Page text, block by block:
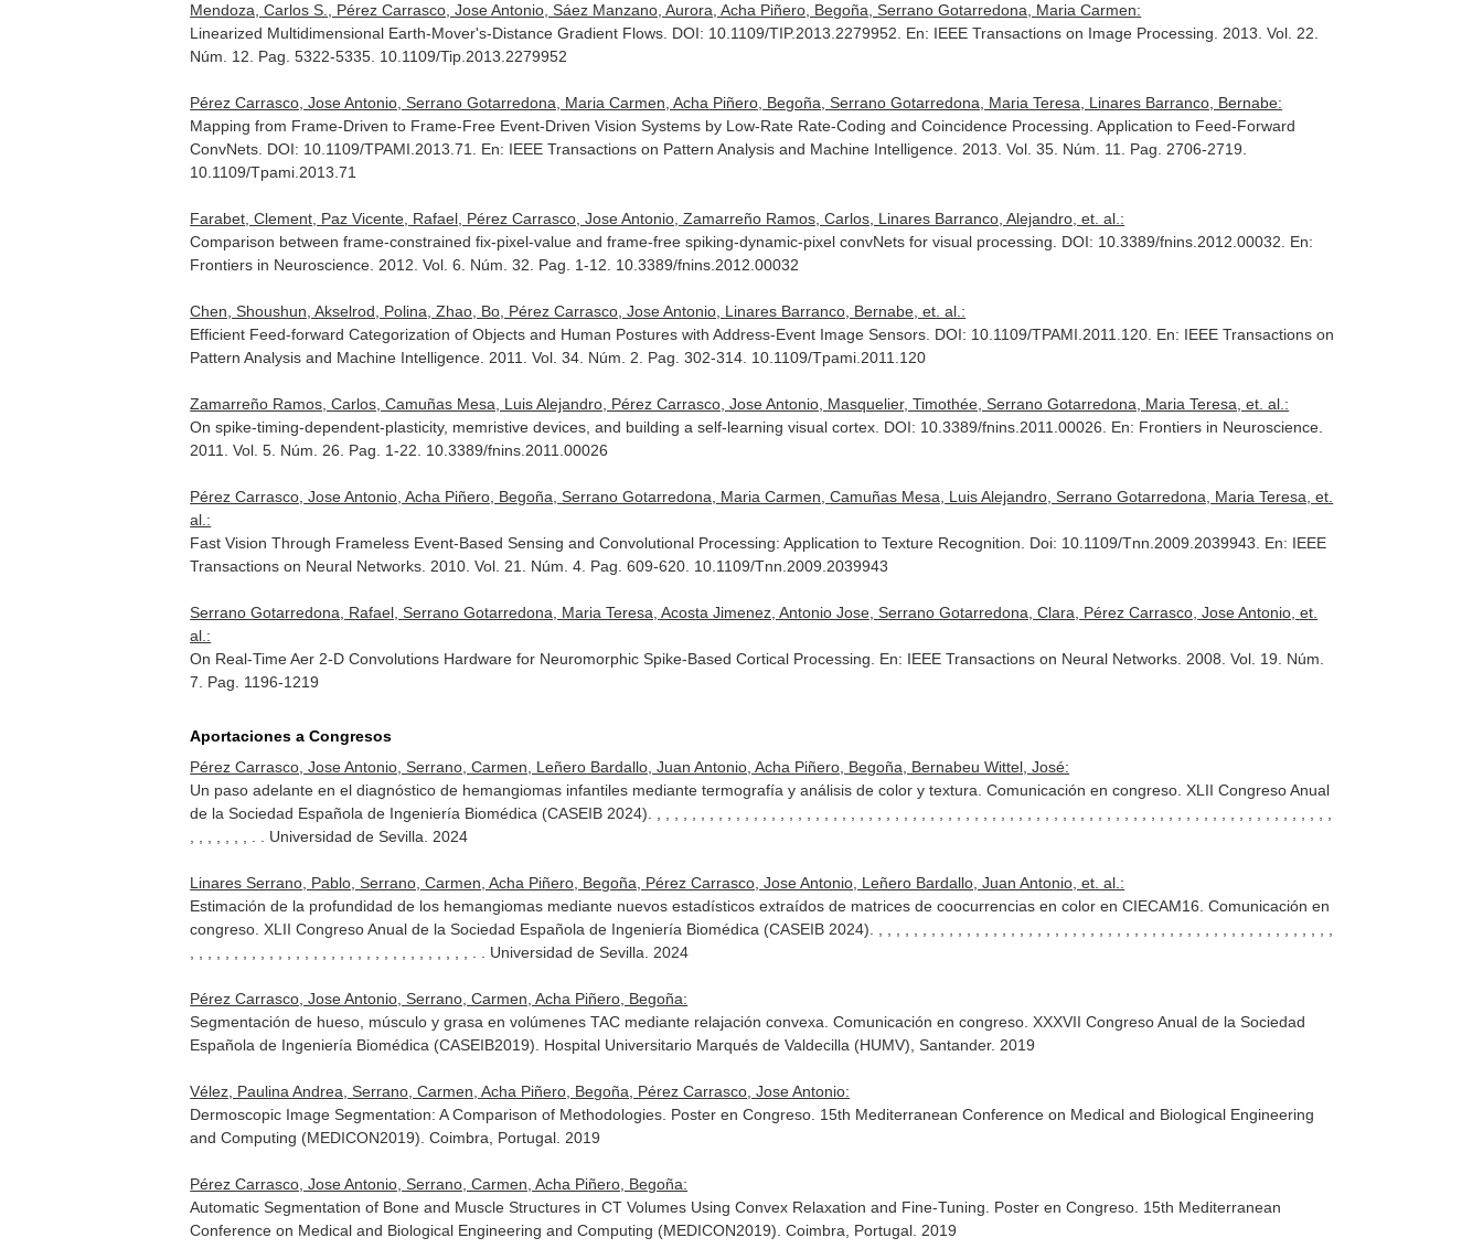
Mendoza, Carlos S., Pérez Carrasco, Jose Antonio, Sáez Manzano, Aurora, Acha Piñero, Begoña, Serrano Gotarredona, Maria Carmen:
Linearized Multidimensional Earth-Mover's-Distance Gradient Flows. DOI: 10.1109/TIP.2013.2279952. En: IEEE Transactions on Image Processing . 2013. Vol. 22.
Núm. 12. Pag. 5322-5335. 10.1109/Tip.2013.2279952
Pérez Carrasco, Jose Antonio, Serrano Gotarredona, Maria Carmen, Acha Piñero, Begoña, Serrano Gotarredona, Maria Teresa, Linares Barranco, Bernabe:
Mapping from Frame-Driven to Frame-Free Event-Driven Vision Systems by Low-Rate Rate-Coding and Coincidence Processing. Application to Feed-Forward
ConvNets. DOI: 10.1109/TPAMI.2013.71. En: IEEE Transactions on Pattern Analysis and Machine Intelligence . 2013. Vol. 35. Núm. 11. Pag. 2706-2719.
10.1109/Tpami.2013.71
Farabet, Clement, Paz Vicente, Rafael, Pérez Carrasco, Jose Antonio, Zamarreño Ramos, Carlos, Linares Barranco, Alejandro, et. al.:
Comparison between frame-constrained fix-pixel-value and frame-free spiking-dynamic-pixel convNets for visual processing. DOI: 10.3389/fnins.2012.00032. En:
Frontiers in Neuroscience . 2012. Vol. 6. Núm. 32. Pag. 1-12. 10.3389/fnins.2012.00032
Chen, Shoushun, Akselrod, Polina, Zhao, Bo, Pérez Carrasco, Jose Antonio, Linares Barranco, Bernabe, et. al.:
Efficient Feed-forward Categorization of Objects and Human Postures with Address-Event Image Sensors. DOI: 10.1109/TPAMI.2011.120. En: IEEE Transactions on
Pattern Analysis and Machine Intelligence . 2011. Vol. 34. Núm. 2. Pag. 302-314. 10.1109/Tpami.2011.120
Zamarreño Ramos, Carlos, Camuñas Mesa, Luis Alejandro, Pérez Carrasco, Jose Antonio, Masquelier, Timothée, Serrano Gotarredona, Maria Teresa, et. al.:
On spike-timing-dependent-plasticity, memristive devices, and building a self-learning visual cortex. DOI: 10.3389/fnins.2011.00026. En: Frontiers in Neuroscience
2011. Vol. 5. Núm. 26. Pag. 1-22. 10.3389/fnins.2011.00026
Pérez Carrasco, Jose Antonio, Acha Piñero, Begoña, Serrano Gotarredona, Maria Carmen, Camuñas Mesa, Luis Alejandro, Serrano Gotarredona, Maria Teresa, et.
al.:
Fast Vision Through Frameless Event-Based Sensing and Convolutional Processing: Application to Texture Recognition. Doi: 10.1109/Tnn.2009.2039943. En: IEEE
Transactions on Neural Networks . 2010. Vol. 21. Núm. 4. Pag. 609-620. 10.1109/Tnn.2009.2039943
Serrano Gotarredona, Rafael, Serrano Gotarredona, Maria Teresa, Acosta Jimenez, Antonio Jose, Serrano Gotarredona, Clara, Pérez Carrasco, Jose Antonio, et.
al.:
On Real-Time Aer 2-D Convolutions Hardware for Neuromorphic Spike-Based Cortical Processing. En: IEEE Transactions on Neural Networks . 2008. Vol. 19. Núm.
7. Pag. 1196-1219
Aportaciones a Congresos
Pérez Carrasco, Jose Antonio, Serrano, Carmen, Leñero Bardallo, Juan Antonio, Acha Piñero, Begoña, Bernabeu Wittel, José:
Un paso adelante en el diagnóstico de hemangiomas infantiles mediante termografía y análisis de color y textura. Comunicación en congreso. XLII Congreso Anual
de la Sociedad Española de Ingeniería Biomédica (CASEIB 2024). , , , , , , , , , , , , , , , , , , , , , , , , , , , , , , , , , , , , , , , , , , , , , , , , , , , , , , , , , , , , , , , , , , , , , , , , , , , , ,
, , , , , , , . . Universidad de Sevilla. 2024
Linares Serrano, Pablo, Serrano, Carmen, Acha Piñero, Begoña, Pérez Carrasco, Jose Antonio, Leñero Bardallo, Juan Antonio, et. al.:
Estimación de la profundidad de los hemangiomas mediante nuevos estadísticos extraídos de matrices de coocurrencias en color en CIECAM16. Comunicación en
congreso. XLII Congreso Anual de la Sociedad Española de Ingeniería Biomédica (CASEIB 2024). , , , , , , , , , , , , , , , , , , , , , , , , , , , , , , , , , , , , , , , , , , , , , , , , , , , ,
, , , , , , , , , , , , , , , , , , , , , , , , , , , , , , , , . . Universidad de Sevilla. 2024
Pérez Carrasco, Jose Antonio, Serrano, Carmen, Acha Piñero, Begoña:
Segmentación de hueso, músculo y grasa en volúmenes TAC mediante relajación convexa. Comunicación en congreso. XXXVII Congreso Anual de la Sociedad
Española de Ingeniería Biomédica (CASEIB2019). Hospital Universitario Marqués de Valdecilla (HUMV), Santander. 2019
Vélez, Paulina Andrea, Serrano, Carmen, Acha Piñero, Begoña, Pérez Carrasco, Jose Antonio:
Dermoscopic Image Segmentation: A Comparison of Methodologies. Poster en Congreso. 15th Mediterranean Conference on Medical and Biological Engineering
and Computing (MEDICON2019). Coimbra, Portugal. 2019
Pérez Carrasco, Jose Antonio, Serrano, Carmen, Acha Piñero, Begoña:
Automatic Segmentation of Bone and Muscle Structures in CT Volumes Using Convex Relaxation and Fine-Tuning. Poster en Congreso. 15th Mediterranean
Conference on Medical and Biological Engineering and Computing (MEDICON2019). Coimbra, Portugal. 2019